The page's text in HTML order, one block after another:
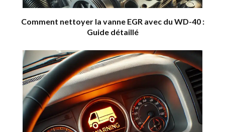
Comment nettoyer la vanne EGR avec du WD-40 :
Guide détaillé